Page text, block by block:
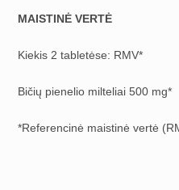
MAISTINĖ VERTĖ
Kiekis 2 tabletėse: RMV*
Bičių pienelio milteliai 500 mg*
*Referencinė maistinė vertė